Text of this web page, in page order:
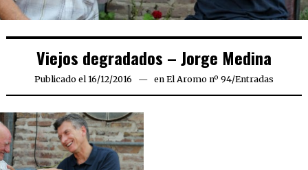
Viejos degradados – Jorge Medina
Publicado el 16/12/2016 10/01/2017
en El Aromo nº 94/Entradas